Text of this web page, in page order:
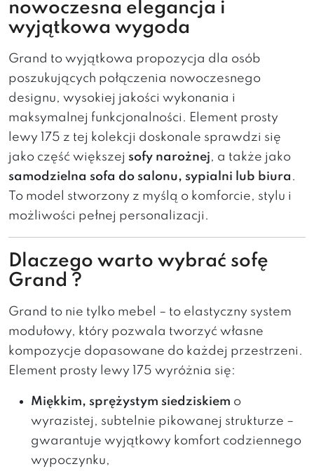
nowoczesna elegancja i
wyjątkowa wygoda
Grand to wyjątkowa propozycja dla osób
poszukujących połączenia nowoczesnego
designu, wysokiej jakości wykonania i
maksymalnej funkcjonalności. Element prosty
lewy
175 z tej kolekcji doskonale sprawdzi się
jako część większej sofy narożnej, a także jako
samodzielna sofa do salonu, sypialni lub biura .
To model stworzony z myślą o komforcie, stylu i
możliwości pełnej personalizacji.
Dlaczego warto wybrać sofę
Grand ?
Grand to nie tylko mebel – to elastyczny system
modułowy, który pozwala tworzyć własne
kompozycje dopasowane do każdej przestrzeni.
Element prosty lewy 175 wyróżnia się:
Miękkim, sprężystym siedziskiem o
wyrazistej, subtelnie pikowanej strukturze –
gwarantuje wyjątkowy komfort codziennego
wypoczynku,